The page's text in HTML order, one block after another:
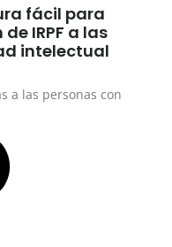
fácil para
IRPF a las
intelectual
a las personas con